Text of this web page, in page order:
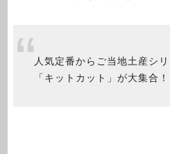
人気定番からご当地土産シ
「キットカット」が大集合！